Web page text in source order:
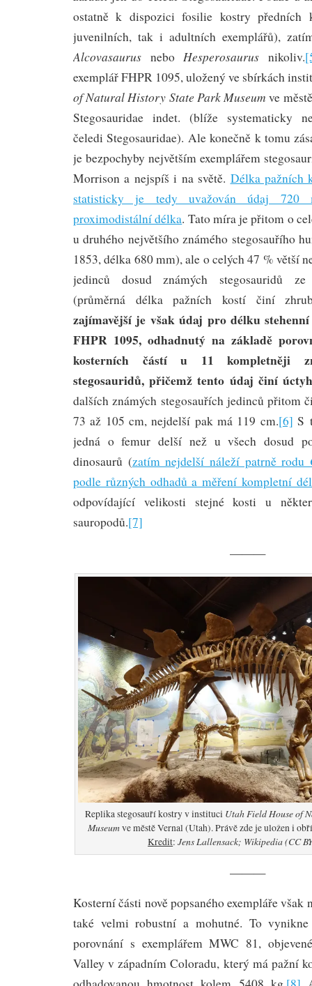
ostatně k dispozici fosilie kostry
juvenilních, tak i adultních exemplářů),
Alcovasaurus neboHesperosaurus nikoliv.
exemplář FHPR 1095, uložený ve sbírkách
of Natural History State Park Museum ve
Stegosauridae indet. (blíže systematicky
čeledi Stegosauridae). Ale konečně k tomu
je bezpochyby největším exemplářem
Morrison a nejspíš i na světě. Délka pažních
statisticky je tedy uvažován údaj 720
proximodistální délka. Tato míra je přitom o
u druhého největšího známého stegosauřího
1853, délka 680 mm), ale o celých 47 % větší
jedinců dosud známých stegosauridů
(průměrná délka pažních kostí činí
zajímavější je však údaj pro délku
FHPR 1095, odhadnutý na základě
kosterních částí u 11 kompletněji
stegosauridů, přičemž tento údaj činí
dalších známých stegosauřích jedinců přitom
73 až 105 cm, nejdelší pak má 119 cm.[6] S
jedná o femur delší než u všech dosud
dinosaurů (zatím nejdelší náleží patrně rodu
podle různých odhadů a měření kompletní
odpovídající velikosti stejné kosti u
sauropodů.[7]
———
Replika stegosauří kostry v instituci Utah Field House of
Museumve městě Vernal (Utah). Právě zde je uložen i
Kredit:Jens Lallensack; Wikipedia (CC
———
Kosterní části nově popsaného exempláře však
také velmi robustní a mohutné. To
porovnání s exemplářem MWC 81,
Valley v západním Coloradu, který má pažní